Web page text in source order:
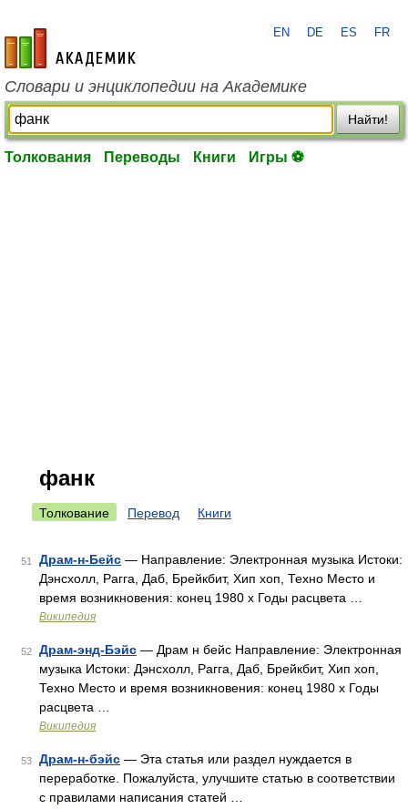
academic.ru
EN DE ES FR
Словари и энциклопедии на Академике
Найти!
Толкования Переводы Книги Игры ⚽
фанк
Толкование Перевод Книги
51 Драм-н-Бейс — Направление: Электронная музыка Истоки:
Дэнсхолл, Рагга, Даб, Брейкбит, Хип хоп, Техно Место и
время возникновения: конец 1980 х Годы расцвета …
Википедия
52 Драм-энд-Бэйс — Драм н бейс Направление: Электронная
музыка Истоки: Дэнсхолл, Рагга, Даб, Брейкбит, Хип хоп,
Техно Место и время возникновения: конец 1980 х Годы
расцвета …
Википедия
53 Драм-н-бэйс — Эта статья или раздел нуждается в
переработке. Пожалуйста, улучшите статью в соответствии
с правилами написания статей …